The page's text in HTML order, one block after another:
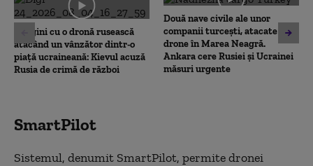
seconds
Imagini cu o dronă rusească
atacând un vânzător dintr-o
piață ucraineană: Kievul acuză
Rusia de crimă de război
Două nave civile ale unor
companii turcești, atacate cu
drone în Marea Neagră.
Ankara cere Rusiei și Ucrainei
măsuri urgente
SmartPilot
Sistemul, denumit SmartPilot, permite dronei